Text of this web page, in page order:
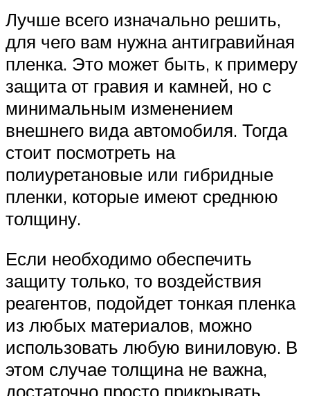
Лучше всего изначально решить,
для чего вам нужна антигравийная
пленка. Это может быть, к примеру
защита от гравия и камней, но с
минимальным изменением
внешнего вида автомобиля. Тогда
стоит посмотреть на
полиуретановые или гибридные
пленки, которые имеют среднюю
толщину.
Если необходимо обеспечить
защиту только, то воздействия
реагентов, подойдет тонкая пленка
из любых материалов, можно
использовать любую виниловую. В
этом случае толщина не важна,
достаточно просто прикрывать